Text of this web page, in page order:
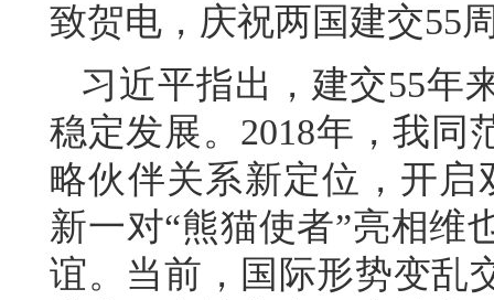
致贺电，庆祝两国建交55
习近平指出，建交55年
稳定发展。2018年，我同
略伙伴关系新定位，开
新一对“熊猫使者”亮相维
谊。当前，国际形势变乱